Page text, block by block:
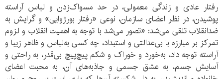
رفتار عادی و زندگی معمولی، در حد مسواک‌زدن و لباس آراسته
پوشیدن، در نظر اعضای سازمان، نوعی «رفتار بورژوایی» و گرایش به
ضدانقلاب تلقی می‌شد: «تصور می‌شد با توجه به اهمیت انقلاب و لزوم
تمرکز بر مبارزه با بی‌عدالتی و استبداد، چه کسی به‌لباس و ظاهر زیبا و
آراسته توجه داد، به‌خورد و خوراک و شکم پیچ‌پیچ بی‌قدر، به راحتی و
آسایش جسم، به عشق جسمی و جاذبه‌های آن، به‌ محبت اعضای